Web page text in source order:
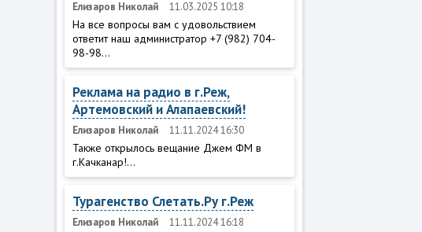
Елизаров Николай 11.03.2025 10:18
На все вопросы вам с удовольствием
ответит наш администратор +7 (982) 704-
98-98...
Реклама на радио в г.Реж,
Артемовский и Алапаевский!
Елизаров Николай 11.11.2024 16:30
Также открылось вещание Джем ФМ в
г.Качканар!...
Турагенство Слетать.Ру г.Реж
Елизаров Николай 11.11.2024 16:18